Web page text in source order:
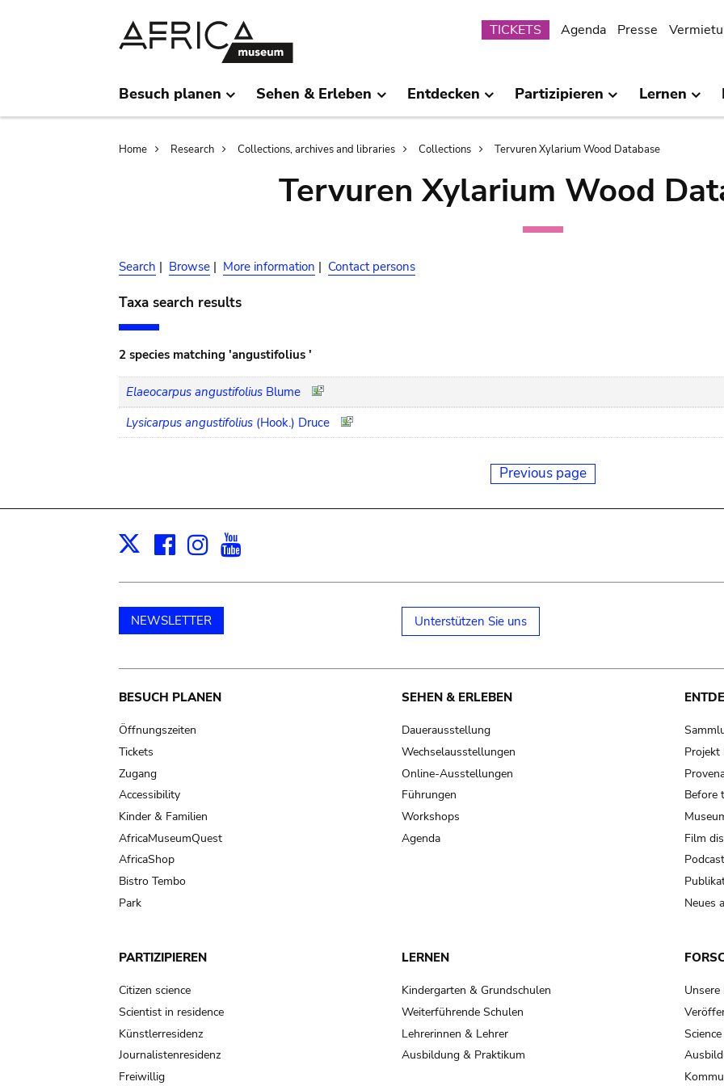
Submenu
TICKETS Agenda Presse
Besuch planen Sehen & Erleben Entdecken Partizipieren Lernen
Breadcrumb
Home Research Collections, archives and libraries Collections Tervuren Xylarium Wood Database
Tervuren Xylarium Wood
Search | Browse | More information | Contact persons
Taxa search results
2 species matching 'angustifolius '
Elaeocarpus angustifolius Blume
Lysicarpus angustifolius (Hook.) Druce
Previous page
X Facebook
Instagram
NEWSLETTER Unterstützen Sie uns
Main
navigation
BESUCH PLANEN
Öffnungszeiten
Tickets
Zugang
Accessibility
Kinder & Familien
AfricaMuseumQuest
AfricaShop
Bistro Tembo
Park
SEHEN & ERLEBEN
Dauerausstellung
Wechselausstellungen
Online-Ausstellungen
Führungen
Workshops
Agenda
Projekt
Before
Film
Neues
PARTIZIPIEREN
Citizen science
Scientist in residence
Künstlerresidenz
Journalistenresidenz
Freiwillig
LERNEN
Kindergarten & Grundschulen
Weiterführende Schulen
Lehrerinnen & Lehrer
Ausbildung & Praktikum